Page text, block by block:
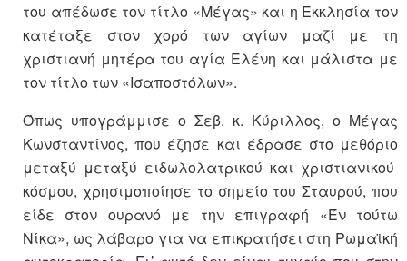
του απέδωσε τον τίτλο «Μέγας» και η Εκκλησία τον
κατέταξε στον χορό των αγίων μαζί με τη
χριστιανή μητέρα του αγία Ελένη και μάλιστα με
τον τίτλο των «Ισαποστόλων».
Όπως υπογράμμισε ο Σεβ. κ. Κύριλλος, ο Μέγας
Κωνσταντίνος, που έζησε και έδρασε στο μεθόριο
μεταξύ μεταξύ ειδωλολατρικού και χριστιανικού
κόσμου, χρησιμοποίησε το σημείο του Σταυρού, που
είδε στον ουρανό με την επιγραφή «Έν τούτω
Νίκα», ως λάβαρο για να επικρατήσει στη Ρωμαϊκή